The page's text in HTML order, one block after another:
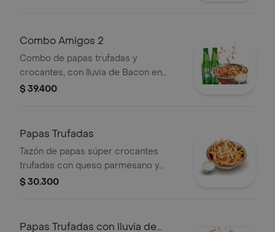
Combo Amigos 2
Combo de papas trufadas y
crocantes, con lluvia de Bacon en
deliciosos trozos y dos refrescantes
$ 39.400
Papas Trufadas
Tazón de papas súper crocantes
trufadas con queso parmesano y
sazonador especial, acompañadas de
$ 30.300
Papas Trufadas con lluvia de